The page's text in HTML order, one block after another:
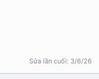
Sửa lần cuối: 3/6/26